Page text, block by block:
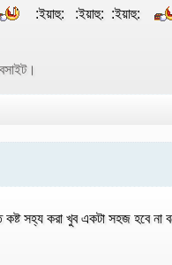
:ইয়াহু: :ইয়াহু: :ইয়াহু:
কষ্ট সহ্য করা খুব একটা সহজ হবে না